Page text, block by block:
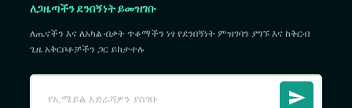
ለጋዜጣችን ደንበኝነት ይመዝገቡ
ለጤናችን እና ለአካል ብቃት ጥቆማችን ነፃ የደንበኝነት ምዝገባን ያግኙ እና ከቅርብ
ጊዜ አቅርቦቶቻችን ጋር ይከታተሉ